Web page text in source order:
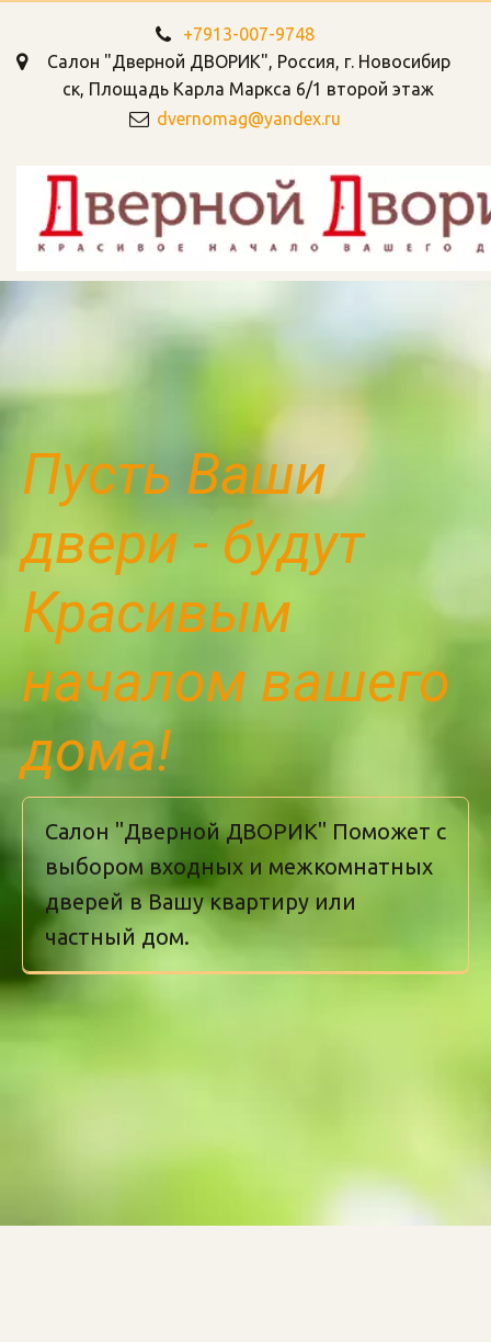
+7913-007-9748
Салон "Дверной ДВОРИК", Россия, г. Новосибир
ск, Площадь Карла Маркса 6/1 второй этаж
dvernomag@yandex.ru
Пусть Ваши
двери - будут
Красивым
началом вашего
дома!
Салон "Дверной ДВОРИК" Поможет с
выбором входных и межкомнатных
дверей в Вашу квартиру или
частный дом.